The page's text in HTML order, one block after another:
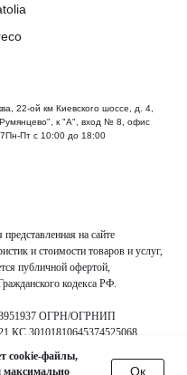
cookie-файлы,
максимально
Oк
22-ой км Киевского шоссе, д. 4,
к "А", вход № 8, офис
Пт с 10:00 до 18:00
на сайте
и стоимости товаров и услуг,
публичной офертой,
кодекса РФ.
ОГРН/ОГРНИП
КС 30101810645374525068